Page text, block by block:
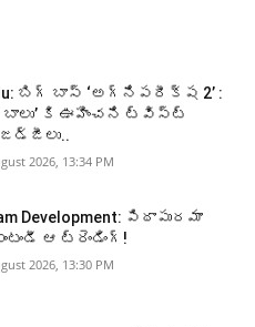
బిగ్ బాస్ ‘అగ్నిపరీక్ష 2’ :
కి ఊహించని ట్విస్ట్
2026, 13:34 PM
Development: పిఠాపురమా
ఆ ట్రెండింగ్!
2026, 13:30 PM